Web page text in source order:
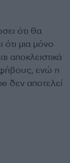
ότι θα
μια μόνο
αποκλειστικά
ενώ η
δεν αποτελεί